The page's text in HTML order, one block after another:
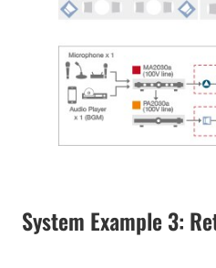
System Example 3: